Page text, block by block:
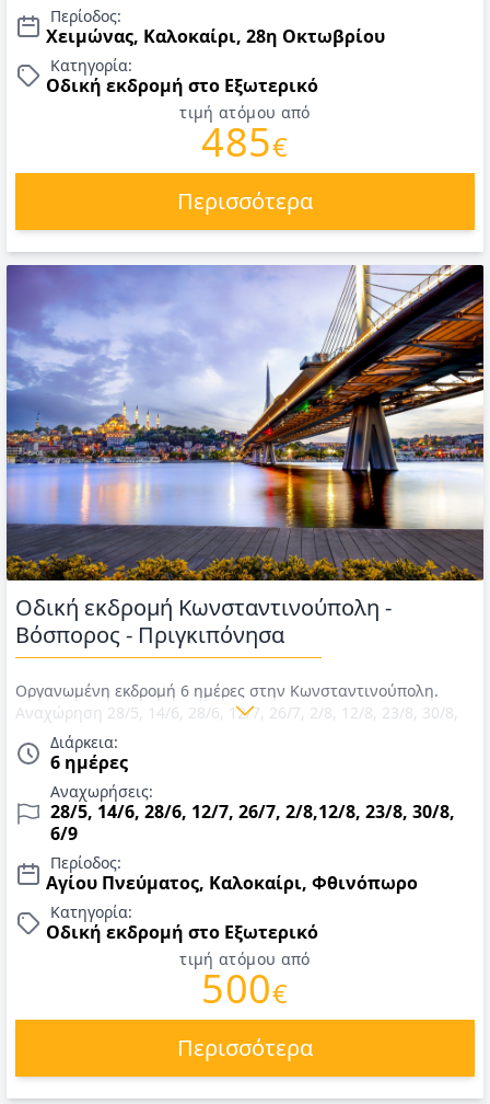
Περίοδος:
Χειμώνας, Καλοκαίρι, 28η Οκτωβρίου
Κατηγορία:
Οδική εκδρομή στο Εξωτερικό
τιμή ατόμου από
485€
Περισσότερα
Οδική εκδρομή Κωνσταντινούπολη -
Βόσπορος - Πριγκιπόνησα
Οργανωμένη εκδρομή 6 ημέρες στην Κωνσταντινούπολη.
Αναχώρηση 28/5, 14/6, 28/6, 12/7, 26/7, 2/8, 12/8, 23/8, 30/8,
6/9. Μεταφορές με πουλμαν, διαμονή σε ξενοδοχείο 4* στην
Κωνσταντινούπολη, πρωινό καθημερινά, 1 δείπνο και 2
γεύματα σε τοπικά εστιατόρια, εκδρομή στα Πριγκηπονήσια &
εισιτήρια μετάβασης, περιηγήσεις, ξεναγήσεις & αρχηγός/
ξεναγός. Τιμές για Καλοκαίρι 2026.
Διάρκεια:
6 ημέρες
Αναχωρήσεις:
28/5, 14/6, 28/6, 12/7, 26/7, 2/8,12/8, 23/8, 30/8,
6/9
Περίοδος:
Αγίου Πνεύματος, Καλοκαίρι, Φθινόπωρο
Κατηγορία:
Οδική εκδρομή στο Εξωτερικό
τιμή ατόμου από
500€
Περισσότερα